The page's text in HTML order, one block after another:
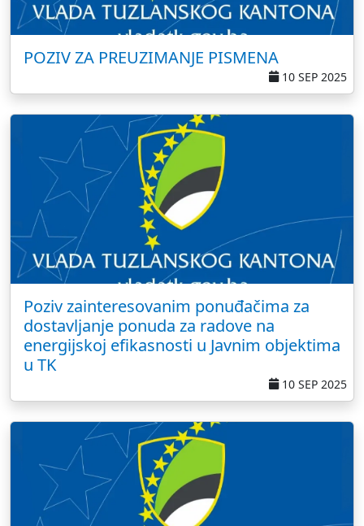
POZIV ZA PREUZIMANJE PISMENA
10 SEP 2025
Poziv zainteresovanim ponuđačima za
dostavljanje ponuda za radove na
energijskoj efikasnosti u Javnim objektima
u TK
10 SEP 2025